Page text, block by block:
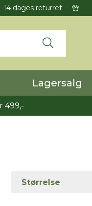
14 dages returret
Lagersalg
499,-
Størrelse